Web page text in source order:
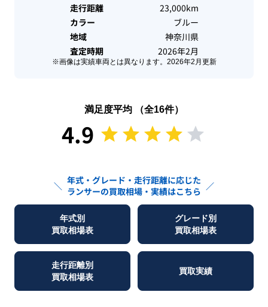
走行距離
23,000km
カラー
ブルー
地域
神奈川県
査定時期
2026年2月
※画像は実績車両とは異なります。 2026年2月 更新
満足度平均 （全16件）
4.9
＼ 年式・グレード・走行距離に応じた
ランサーの買取相場・実績はこちら ／
年式別
買取相場表
グレード別
買取相場表
走行距離別
買取相場表
買取実績